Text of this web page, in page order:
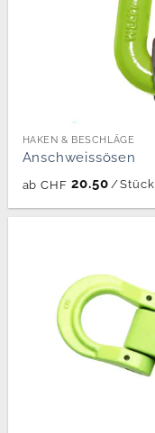
HAKEN & BESCHLÄGE
Anschweissösen
ab CHF 20.50 /Stück